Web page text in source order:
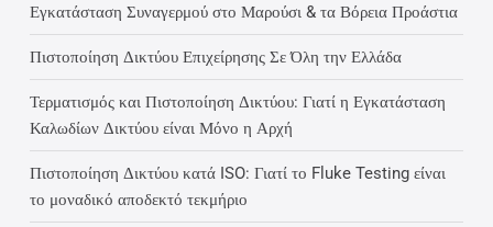
Εγκατάσταση Συναγερμού στο Μαρούσι & τα Βόρεια Προάστια
Πιστοποίηση Δικτύου Επιχείρησης Σε Όλη την Ελλάδα
Τερματισμός και Πιστοποίηση Δικτύου: Γιατί η Εγκατάσταση
Καλωδίων Δικτύου είναι Μόνο η Αρχή
Πιστοποίηση Δικτύου κατά ISO: Γιατί το Fluke Testing είναι
το μοναδικό αποδεκτό τεκμήριο